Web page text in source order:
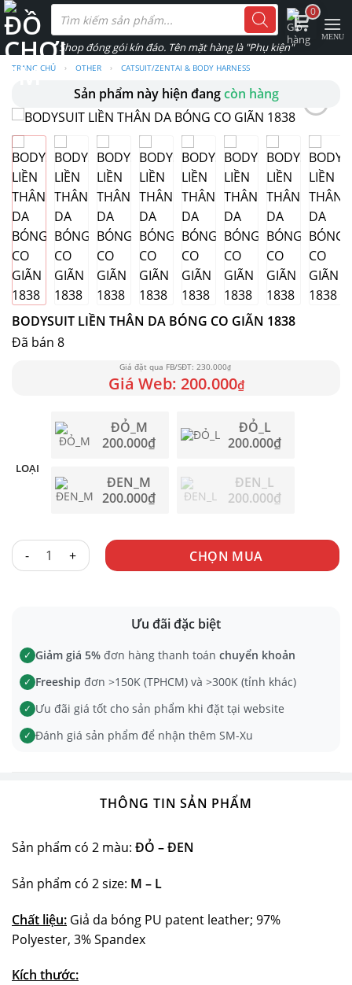
Skip
to
content
Tìm
kiếm
phẩm
TRANG CHỦ › OTHER › CATSUIT/ZENTAI & BODY HARNESS
Sản phẩm này hiện đangcòn hàng
BODYSUIT LIỀN THÂN DA BÓNG CO GIÃN 1838
Đã bán 8
230.000₫
200.000₫
LOẠI
ĐỎ_M
200.000₫
ĐỎ_L
200.000₫
ĐEN_M
200.000₫
ĐEN_L
200.000₫
BODYSUIT LIỀN THÂN DA BÓNG CO GIÃN 1838 số lượng
CHỌN MUA
Ưu đãi đặc biệt
✓ Giảm giá 5% đơn hàng thanh toán chuyển khoản
✓ Freeship đơn >150K (TPHCM) và >300K (tỉnh khác)
✓ Ưu đãi giá tốt cho sản phẩm khi đặt tại website
✓ Đánh giá sản phẩm để nhận thêm SM-Xu
THÔNG TIN SẢN PHẨM
Sản phẩm có 2 màu: ĐỎ – ĐEN
Sản phẩm có 2 size: M – L
Chất liệu: Giả da bóng PU patent leather; 97%
Polyester, 3% Spandex
Kích thước:
0